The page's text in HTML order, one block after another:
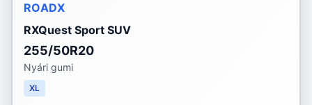
ROADX
RXQuest Sport SUV
255/50R20
Nyári gumi
XL